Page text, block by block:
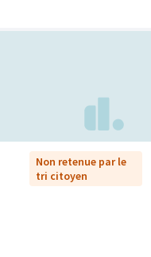
Non retenue par le
tri citoyen